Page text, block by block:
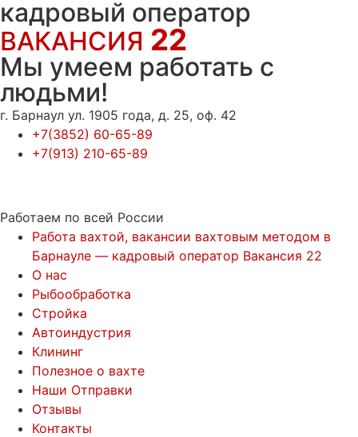
кадровый оператор
ВАКАНСИЯ 22
Мы умеем работать с
людьми!
г. Барнаул ул. 1905 года, д. 25, оф. 42
+7(3852) 60-65-89
+7(913) 210-65-89
Работаем по всей России
Работа вахтой, вакансии вахтовым методом в
Барнауле — кадровый оператор Вакансия 22
О нас
Рыбообработка
Стройка
Автоиндустрия
Клининг
Полезное о вахте
Наши Отправки
Отзывы
Контакты